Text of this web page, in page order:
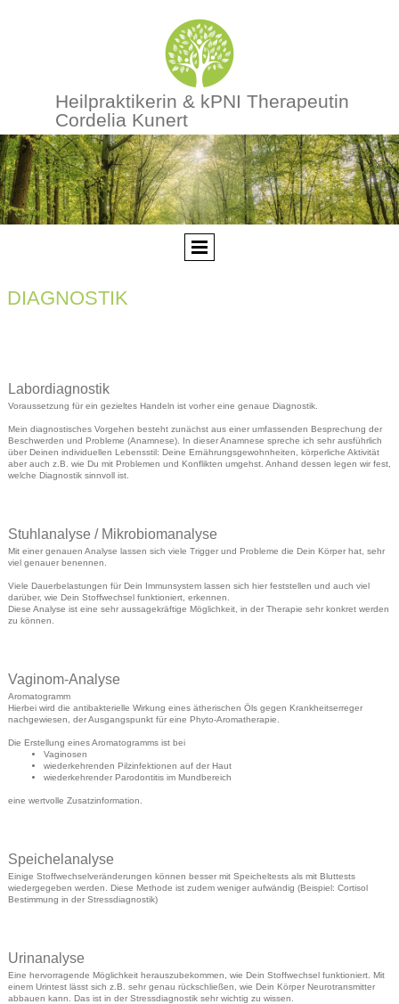
Heilpraktikerin & kPNI Therapeutin
Cordelia Kunert
DIAGNOSTIK
Labordiagnostik
Voraussetzung für ein gezieltes Handeln ist vorher eine genaue Diagnostik.
Mein diagnostisches Vorgehen besteht zunächst aus einer umfassenden Besprechung der
Beschwerden und Probleme (Anamnese). In dieser Anamnese spreche ich sehr ausführlich
über Deinen individuellen Lebensstil: Deine Ernährungsgewohnheiten, körperliche Aktivität
aber auch z.B. wie Du mit Problemen und Konflikten umgehst. Anhand dessen legen wir fest,
welche Diagnostik sinnvoll ist.
Stuhlanalyse / Mikrobiomanalyse
Mit einer genauen Analyse lassen sich viele Trigger und Probleme die Dein Körper hat, sehr
viel genauer benennen.
Viele Dauerbelastungen für Dein Immunsystem lassen sich hier feststellen und auch viel
darüber, wie Dein Stoffwechsel funktioniert, erkennen.
Diese Analyse ist eine sehr aussagekräftige Möglichkeit, in der Therapie sehr konkret werden
zu können.
Vaginom-Analyse
Aromatogramm
Hierbei wird die antibakterielle Wirkung eines ätherischen Öls gegen Krankheitserreger
nachgewiesen, der Ausgangspunkt für eine Phyto-Aromatherapie.
Die Erstellung eines Aromatogramms ist bei
Vaginosen
wiederkehrenden Pilzinfektionen auf der Haut
wiederkehrender Parodontitis im Mundbereich
eine wertvolle Zusatzinformation.
Speichelanalyse
Einige Stoffwechselveränderungen können besser mit Speicheltests als mit Bluttests
wiedergegeben werden. Diese Methode ist zudem weniger aufwändig (Beispiel: Cortisol
Bestimmung in der Stressdiagnostik)
Urinanalyse
Eine hervorragende Möglichkeit herauszubekommen, wie Dein Stoffwechsel funktioniert. Mit
einem Urintest lässt sich z.B. sehr genau rückschließen, wie Dein Körper Neurotransmitter
abbauen kann. Das ist in der Stressdiagnostik sehr wichtig zu wissen.